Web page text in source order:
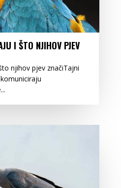
I ŠTO NJIHOV PJEV
njihov pjev značiTajni